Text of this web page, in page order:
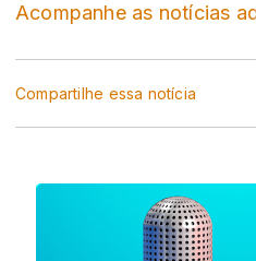
Acompanhe as notícias
Compartilhe essa notícia